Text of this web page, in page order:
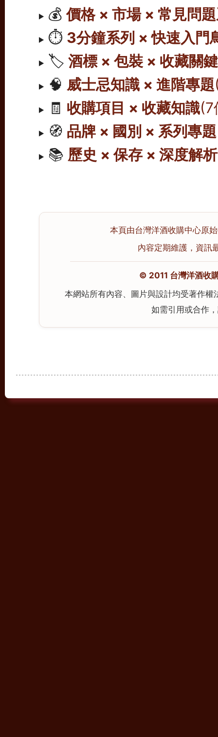
💰價格 × 市場 × 常見問
⏱️ 3分鐘系列 × 快速入門
🏷️酒標 × 包裝 × 收藏關鍵
🧠 威士忌知識 × 進階專題
🧾 收購項目 × 收藏知識(7
🧭 品牌 × 國別 × 系列專題
📚 歷史 × 保存 × 深度解析
本頁由台灣洋酒收購中心原
內容定期維護，資訊
© 2011 台灣洋酒收
本網站所有內容、圖片與設計均受著作
如需引用或合作